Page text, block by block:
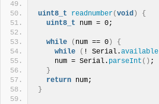
uint8_t readnumber(void )
{
uint8_t num = 0;
while ( num == 0 )
{
while
( ! Serial.available
    num = Serial.
parseInt () ;
}
return num;
}